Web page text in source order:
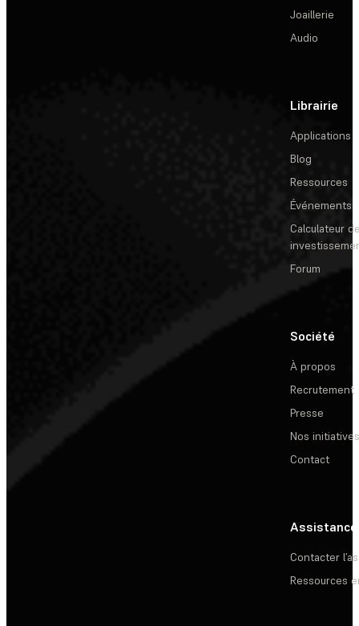
Joaillerie
Audio
Librairie
Applications
Blog
Ressources
Événements
Calculateur
Forum
Société
À propos
Recrutement
Presse
Nos initiatives
Contact
Assistance
Contacter
Ressources